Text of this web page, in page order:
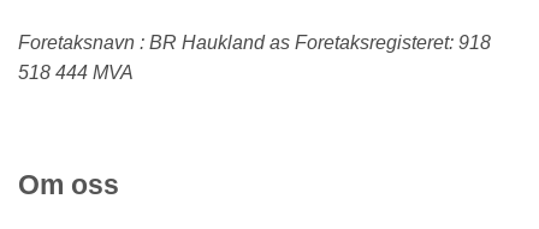
Foretaksnavn : BR Haukland as Foretaksregisteret: 918
518 444 MVA
Om oss